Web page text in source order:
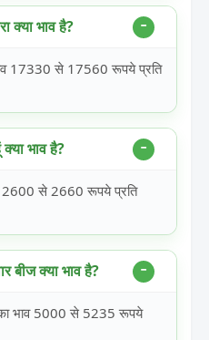
क्या भाव है?
17330 से 17560 रूपये प्रति
भाव है?
से 2660 रूपये प्रति
क्या भाव है?
भाव 5000 से 5235 रूपये